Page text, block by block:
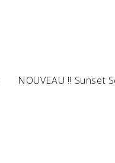
NOUVEAU !! Sunset